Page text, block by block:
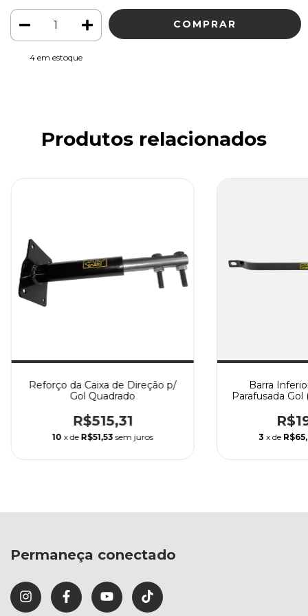
4em estoque
Produtos relacionados
Reforço da Caixa de Direção p/
Gol Quadrado
R$515,31
10 x de R$51,53 sem juros
Barra
Parafusada Gol
3 x de
Permaneça conectado